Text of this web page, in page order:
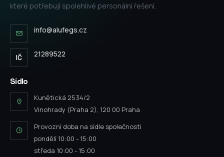
které potřebují spolehlivé personální řešení.
info@alufegs.cz
IČ 21289522
Sídlo
Kunětická 2534/2
Vinohrady (Praha 2), 120 00 Praha
Provozní doba na sídle společnosti
pondělí 10:00 - 15:00
středa 10:00 - 15:00